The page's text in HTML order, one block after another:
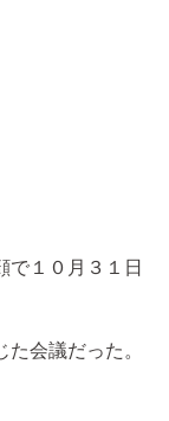
で１０月３１日
会議だった。